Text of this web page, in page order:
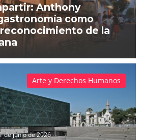
Anthony
como
de la
1 de junio de 2026
Arte y Derechos Humanos